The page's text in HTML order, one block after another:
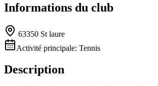
Informations du club
63350 St laure
Activité principale: Tennis
Description